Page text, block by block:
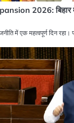
2026: बिहार
में एक महत्वपूर्ण दिन